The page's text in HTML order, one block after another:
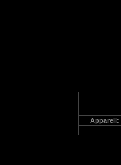
Appareil: